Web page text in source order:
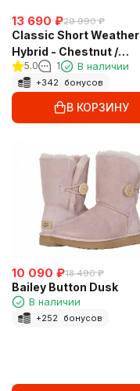
13 690 ₽29 990 ₽
Classic Short Weather
Hybrid - Chestnut /
Whitecap
5.0 1 В наличии
+342 бонусов
В КОРЗИНУ
10 090 ₽18 490 ₽
Bailey Button Dusk
В наличии
+252 бонусов